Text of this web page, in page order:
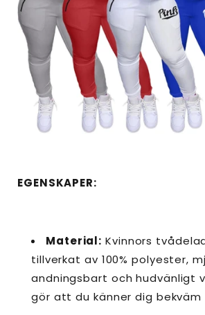
EGENSKAPER:
Material: Kvinnors
tillverkat av 100% polyester,
andningsbart och hudvänligt
gör att du känner dig bekväm